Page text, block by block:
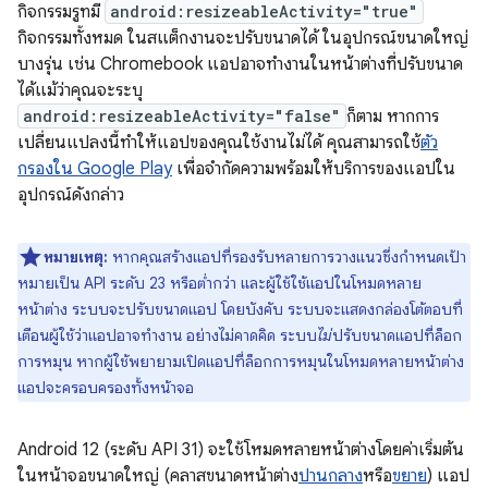
กิจกรรมรูทมี android:resizeableActivity="true"
กิจกรรมทั้งหมด ในสแต็กงานจะปรับขนาดได้ ในอุปกรณ์ขนาดใหญ่
บางรุ่น เช่น Chromebook แอปอาจทำงานในหน้าต่างที่ปรับขนาด
ได้แม้ว่าคุณจะระบุ
android:resizeableActivity="false" ก็ตาม หากการ
เปลี่ยนแปลงนี้ทำให้แอปของคุณใช้งานไม่ได้ คุณสามารถใช้ตัว
กรองใน Google Playเพื่อจำกัดความพร้อมให้บริการของแอปใน
อุปกรณ์ดังกล่าว
หมายเหตุ: หากคุณสร้างแอปที่รองรับหลายการวางแนวซึ่งกำหนดเป้า
หมายเป็น API ระดับ 23 หรือต่ำกว่า และผู้ใช้ใช้แอปในโหมดหลาย
หน้าต่าง ระบบจะปรับขนาดแอป โดยบังคับ ระบบจะแสดงกล่องโต้ตอบที่
เตือนผู้ใช้ว่าแอปอาจทำงาน อย่างไม่คาดคิด ระบบไม่ปรับขนาดแอปที่ล็อก
การหมุน หากผู้ใช้พยายามเปิดแอปที่ล็อกการหมุนในโหมดหลายหน้าต่าง
แอปจะครอบครองทั้งหน้าจอ
Android 12 (ระดับ API 31) จะใช้โหมดหลายหน้าต่างโดยค่าเริ่มต้น
ในหน้าจอขนาดใหญ่ (คลาสขนาดหน้าต่างปานกลางหรือขยาย) แอป